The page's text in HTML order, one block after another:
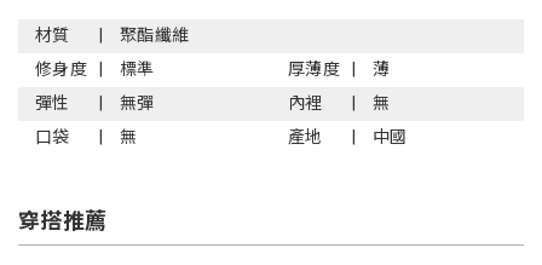
材質
聚酯纖維
修身度
標準 厚薄度
薄
彈性
無彈 內裡
無
口袋
無 產地 中國
穿搭推薦